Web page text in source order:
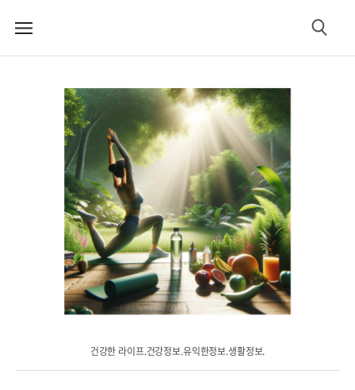
메
검
건강한 라이프.건강정보.유익한정보.생활정보.